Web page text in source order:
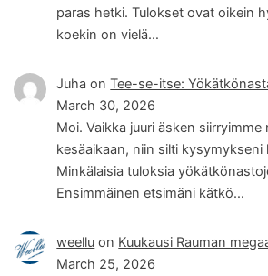
paras hetki. Tulokset ovat oikein
koekin on vielä…
Juha onTee-se-itse:
March 30, 2026
Moi. Vaikka juuri äsken siirryimme
kesäaikaan, niin silti
Minkälaisia tuloksia
Ensimmäinen etsimäni kätkö…
weellu on Kuukausi Rauman
March 25, 2026